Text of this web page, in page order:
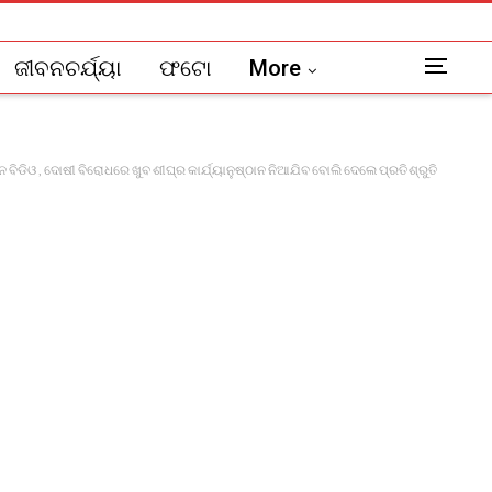
ଜୀବନଚର୍ଯ୍ୟା ଫଟୋ More
, ଦୋଷୀ ବିରୋଧରେ ଖୁବ ଶୀଘ୍ର କାର୍ଯ୍ୟାନୁଷ୍ଠାନ ନିଆଯିବ ବୋଲି ଦେଲେ ପ୍ରତିଶ୍ରୁତି